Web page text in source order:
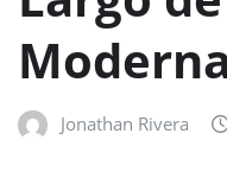
Jonathan Rivera